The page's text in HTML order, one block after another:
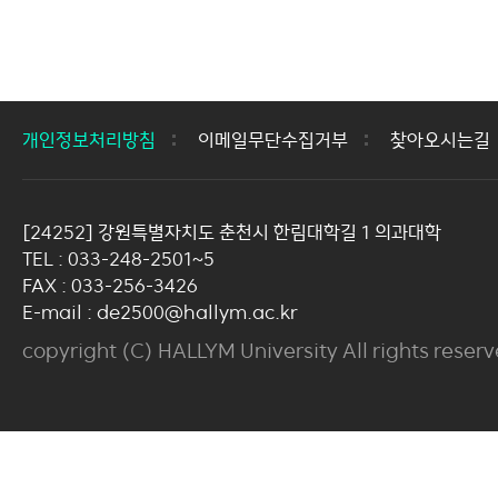
개인정보처리방침 이메일무단수집거부 찾아오시는길
[24252] 강원특별자치도 춘천시 한림대학길 1 의과대학
TEL : 033-248-2501~5
FAX : 033-256-3426
E-mail : de2500@hallym.ac.kr
copyright (C) HALLYM University All rights